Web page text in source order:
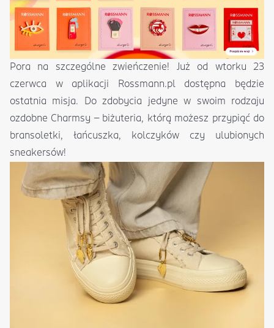
Pora na szczególne zwieńczenie! Już od wtorku 23
czerwca w aplikacji Rossmann.pl dostępna będzie
ostatnia misja. Do zdobycia jedyne w swoim rodzaju
ozdobne Charmsy – biżuteria, którą możesz przypiąć do
bransoletki, łańcuszka, kolczyków czy ulubionych
sneakersów!